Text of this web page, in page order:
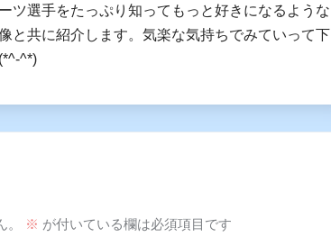
ツ選手をたっぷり知ってもっと好きになるような
と共に紹介します。気楽な気持ちでみていって下
^*)
※ が付いている欄は必須項目です